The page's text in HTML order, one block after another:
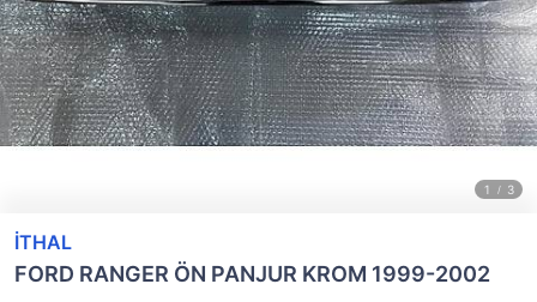
İTHAL
FORD RANGER ÖN PANJUR KROM 1999-2002